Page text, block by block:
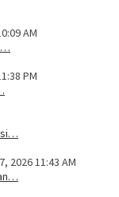
AM
PM
2026 11:43 AM